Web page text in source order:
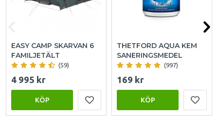
EASY CAMP SKARVAN 6
FAMILJETÄLT
(59)
4 995 kr
KÖP
THETFORD AQUA KEM
SANERINGSMEDEL
(997)
169 kr
KÖP